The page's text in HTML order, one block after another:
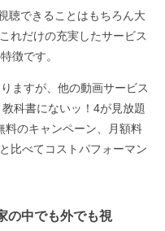
聴できることはもちろん大
れだけの充実したサービス
徴です。
ますが、他の動画サービス
科書にないッ！4が見放題
料のキャンペーン、月額料
比べてコストパフォーマン
の中でも外でも視